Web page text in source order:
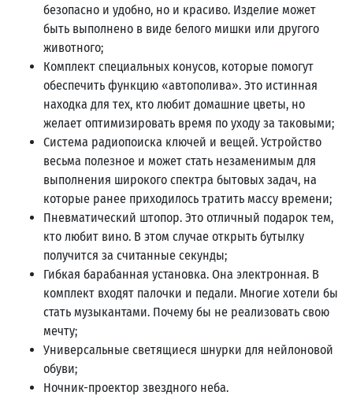
безопасно и удобно, но и красиво. Изделие может
быть выполнено в виде белого мишки или другого
животного;
Комплект специальных конусов, которые помогут
обеспечить функцию «автополива». Это истинная
находка для тех, кто любит домашние цветы, но
желает оптимизировать время по уходу за таковыми;
Система радиопоиска ключей и вещей. Устройство
весьма полезное и может стать незаменимым для
выполнения широкого спектра бытовых задач, на
которые ранее приходилось тратить массу времени;
Пневматический штопор. Это отличный подарок тем,
кто любит вино. В этом случае открыть бутылку
получится за считанные секунды;
Гибкая барабанная установка. Она электронная. В
комплект входят палочки и педали. Многие хотели бы
стать музыкантами. Почему бы не реализовать свою
мечту;
Универсальные светящиеся шнурки для нейлоновой
обуви;
Ночник-проектор звездного неба.